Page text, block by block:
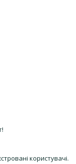
користувачі.